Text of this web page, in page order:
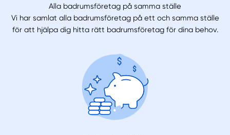
Alla badrumsföretag på samma ställe
Vi har samlat alla badrumsföretag på ett och samma ställe
för att hjälpa dig hitta rätt badrumsföretag för dina behov.